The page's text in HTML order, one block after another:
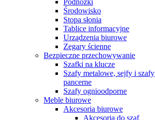
Środowisko
Stopa słonia
Tablice informacyjne
Urządzenia biurowe
Zegary ścienne
Bezpieczne przechowywanie
Szafki na klucze
Szafy metalowe, sejfy i szafy
pancerne
Szafy ognioodporne
Meble biurowe
Akcesoria biurowe
Akcesoria do szaf